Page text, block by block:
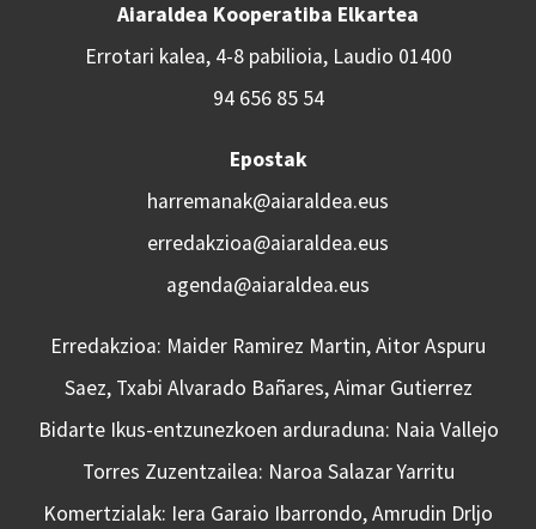
Aiaraldea Kooperatiba Elkartea
Errotari kalea, 4-8 pabilioia, Laudio 01400
94 656 85 54
Epostak
harremanak@aiaraldea.eus
erredakzioa@aiaraldea.eus
agenda@aiaraldea.eus
Erredakzioa: Maider Ramirez Martin, Aitor Aspuru
Saez, Txabi Alvarado Bañares, Aimar Gutierrez
Bidarte Ikus-entzunezkoen arduraduna: Naia Vallejo
Torres Zuzentzailea: Naroa Salazar Yarritu
Komertzialak: Iera Garaio Ibarrondo, Amrudin Drljo